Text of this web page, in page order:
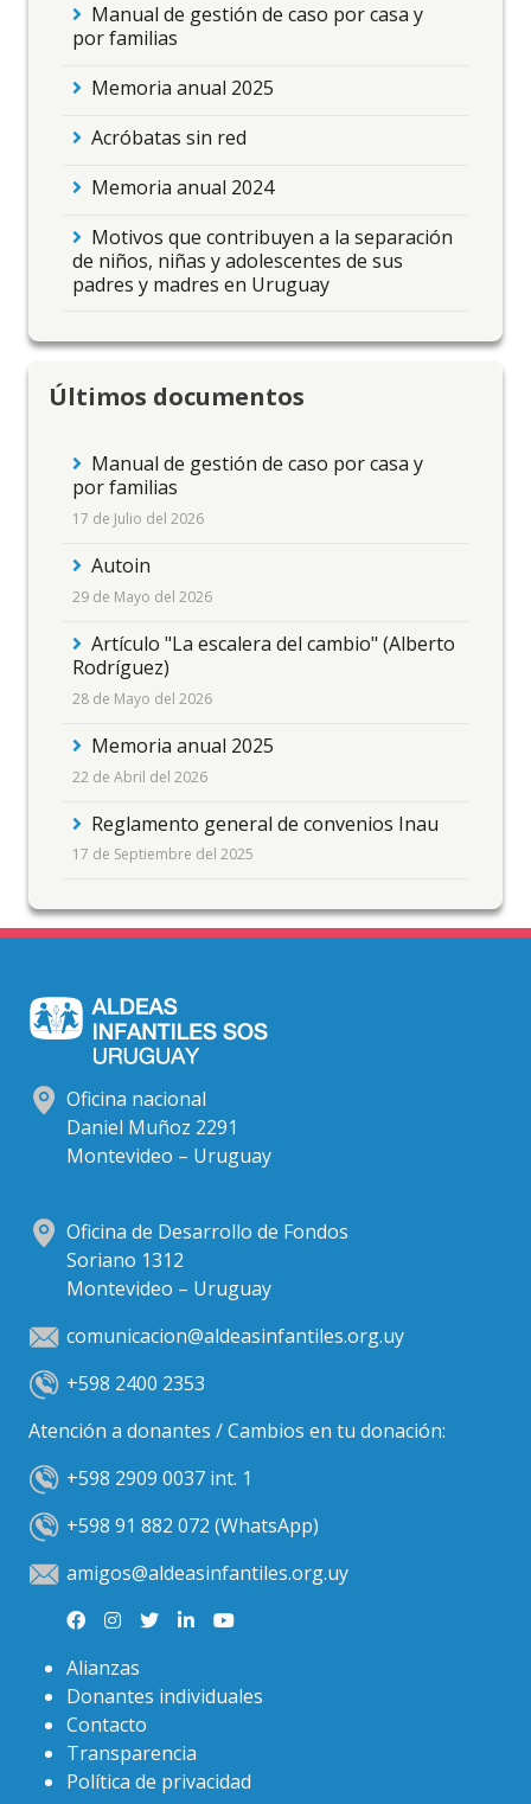
Manual de gestión de caso por casa y
por familias
Memoria anual 2025
Acróbatas sin red
Memoria anual 2024
Motivos que contribuyen a la separación
de niños, niñas y adolescentes de sus
padres y madres en Uruguay
Últimos documentos
Manual de gestión de caso por casa y
por familias
17 de Julio del 2026
Autoin
29 de Mayo del 2026
Artículo "La escalera del cambio" (Alberto
Rodríguez)
28 de Mayo del 2026
Memoria anual 2025
22 de Abril del 2026
Reglamento general de convenios Inau
17 de Septiembre del 2025
Oficina nacional
Daniel Muñoz 2291
Montevideo – Uruguay
Oficina de Desarrollo de Fondos
Soriano 1312
Montevideo – Uruguay
comunicacion@aldeasinfantiles.org.uy
+598 2400 2353
Atención a donantes / Cambios en tu donación:
+598 2909 0037 int. 1
+598 91 882 072 (WhatsApp)
amigos@aldeasinfantiles.org.uy
Alianzas
Donantes individuales
Contacto
Transparencia
Política de privacidad